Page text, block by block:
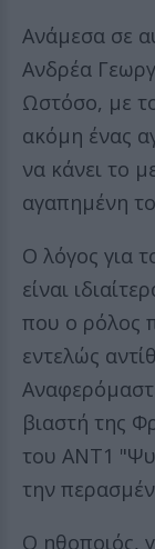
Ανάμεσα σε
Ανδρέα
Ωστόσο, με
ακόμη ένας
να κάνει το
αγαπημένη
Ο λόγος για
είναι
που ο ρόλος
εντελώς
βιαστή της
του ANT1
την
Ο ηθοποιός,